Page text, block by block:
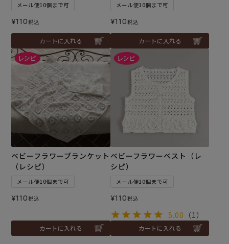
メール便10個まで可
¥110税込
カートに入れる
メール便10個まで可
¥110税込
カートに入れる
ベビーフラワーブランケット
（レシピ）
メール便10個まで可
¥110税込
カートに入れる
ベビーフラワーベスト（レ
シピ）
メール便10個まで可
¥110税込
5.00 （1）
カートに入れる